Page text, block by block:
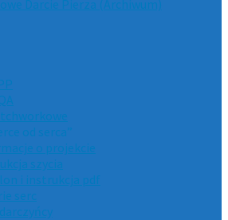
Darcie Pierza (Archiwum)
od serca”
o projekcie
szycia
i instrukcja pdf
serc